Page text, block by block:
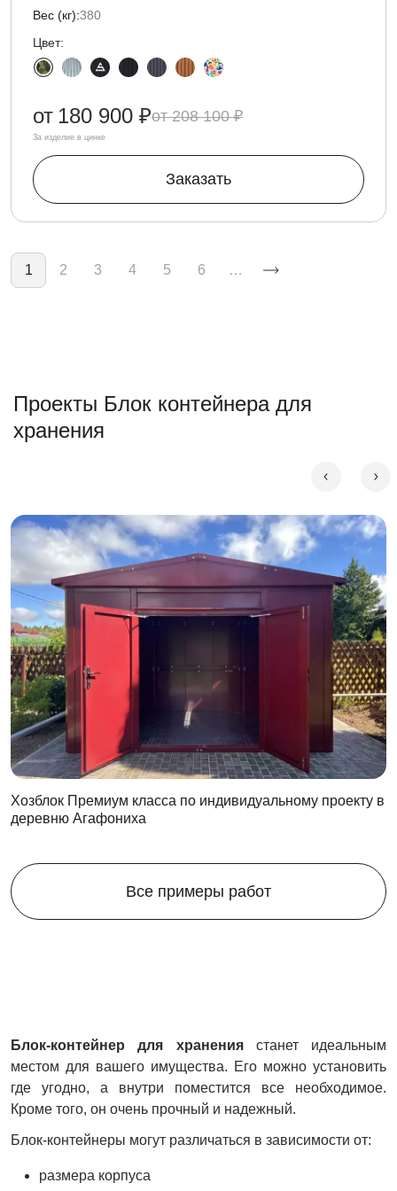
Вес (кг):380
Цвет:
208 100 ₽
от 180 900 ₽
За изделие в цинке
Заказать
Нумерация страниц
1 2 3 4 5 6 …
Проекты Блок контейнера для
хранения
Хозблок Премиум класса по индивидуальному проекту в
деревню Агафониха
Все примеры работ
Блок-контейнер для хранениястанет идеальным
местом для вашего имущества. Его можно установить
где угодно, а внутри поместится все необходимое.
Кроме того, он очень прочный и надежный.
Блок-контейнеры могут различаться в зависимости от:
размера корпуса